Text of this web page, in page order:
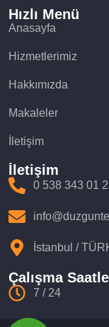
Hızlı Menü
Anasayfa
Hizmetlerimiz
Hakkımızda
Makaleler
İletişim
İletişim
0 538 343 01
İstanbul /
Çalışma
7 / 24